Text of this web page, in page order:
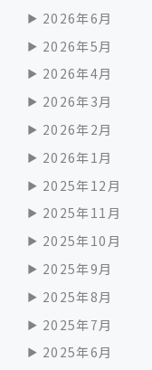
2026年6月
2026年5月
2026年4月
2026年3月
2026年2月
2026年1月
2025年12月
2025年11月
2025年10月
2025年9月
2025年8月
2025年7月
2025年6月